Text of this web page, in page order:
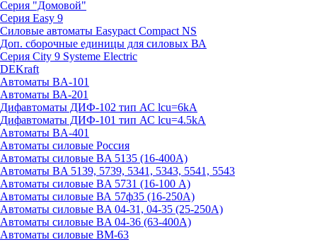
Серия "Домовой"
Серия Easy 9
Силовые автоматы Easypact Compact NS
Доп. сборочные единицы для силовых ВА
Серия City 9 Systeme Electric
DEKraft
Автоматы BA-101
Автоматы ВА-201
Дифавтоматы ДИФ-102 тип АС lcu=6kA
Дифавтоматы ДИФ-101 тип АС lcu=4.5kA
Автоматы BA-401
Автоматы силовые Россия
Автоматы силовые BA 5135 (16-400А)
Автоматы BA 5139, 5739, 5341, 5343, 5541, 5543
Автоматы силовые BA 5731 (16-100 А)
Автоматы силовые ВА 57ф35 (16-250А)
Автоматы силовые BA 04-31, 04-35 (25-250А)
Автоматы силовые BA 04-36 (63-400А)
Автоматы силовые ВМ-63